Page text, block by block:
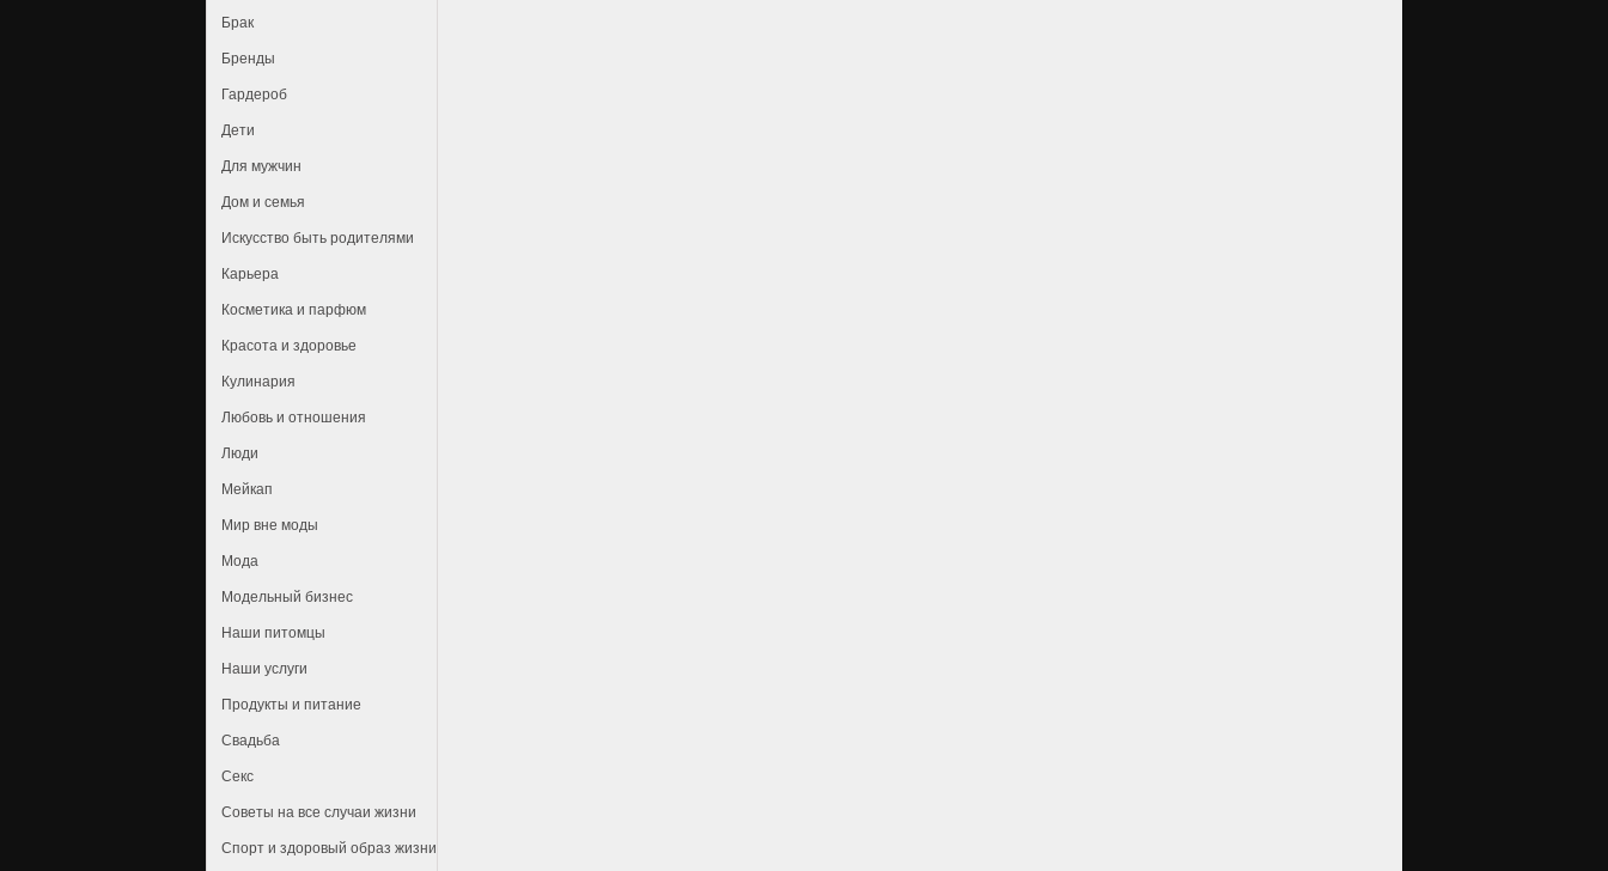
Брак
Бренды
Гардероб
Дети
Для мужчин
Дом и семья
Искусство быть родителями
Карьера
Косметика и парфюм
Красота и здоровье
Кулинария
Любовь и отношения
Люди
Мейкап
Мир вне моды
Мода
Модельный бизнес
Наши питомцы
Наши услуги
Продукты и питание
Свадьба
Секс
Советы на все случаи жизни
Спорт и здоровый образ жизни